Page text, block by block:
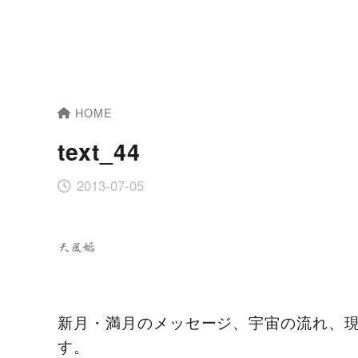
HOME
text_44
2013-07-05
新月・満月のメッセージ、宇宙の流れ、
す。